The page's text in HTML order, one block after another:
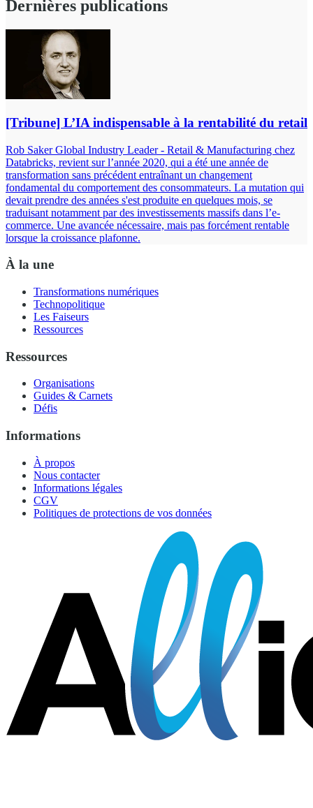
Dernières publications
[Tribune] L’IA indispensable à la rentabilité du retail
Rob Saker Global Industry Leader - Retail & Manufacturing chez
Databricks, revient sur l’année 2020, qui a été une année de
transformation sans précédent entraînant un changement
fondamental du comportement des consommateurs. La mutation qui
devait prendre des années s'est produite en quelques mois, se
traduisant notamment par des investissements massifs dans l’e-
commerce. Une avancée nécessaire, mais pas forcément rentable
lorsque la croissance plafonne.
À la une
Transformations numériques
Technopolitique
Les Faiseurs
Ressources
Ressources
Organisations
Guides & Carnets
Défis
Informations
À propos
Nous contacter
Informations légales
CGV
Politiques de protections de vos données